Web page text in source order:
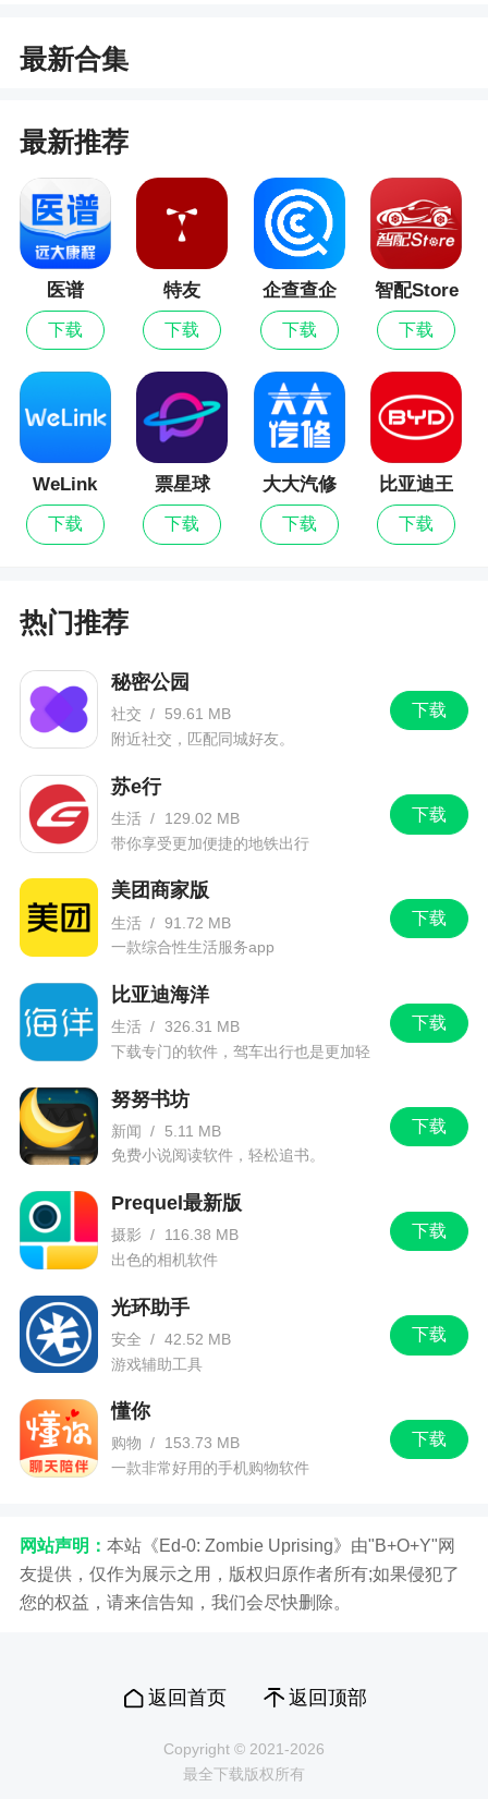
办理平台，拥有很多便捷化的功能，用户注册账
号、绑定社保卡后，就可以在平台办理社保相关的
2、贵州人社，贵州人社公共服务平台，提供多
种优质服务，轻松办理相关业务，关注最新动态，
足不出户轻松办事，无需排队，让用户办事更轻松
3、除了社保相关的事务外，贵州人社还有就业
创业、人才人事、劳动关系、社会保险等模块，用
户都可以线上办理，非常方便。有了贵州人社在，
市民办理事务就更加方便了
v1.1.5版本
1、优化用户体验
2、修复已知BUG
最新合集
最新推荐
医谱
下载
特友
下载
企查查企
业信用查
询
下载
智配Store
下载
WeLink
下载
票星球
下载
大大汽修
下载
比亚迪王
朝
下载
热门推荐
下载
秘密公园
社交 /
59.61 MB
附近社交，匹配同城好友。
下载
苏e行
生活 /
129.02 MB
带你享受更加便捷的地铁出行
下载
美团商家版
生活 / 91.72 MB
一款综合性生活服务app
下载
比亚迪海洋
生活 / 326.31 MB
下载专门的软件，驾车出行也是更加轻
下载
努努书坊
新闻 /
5.11 MB
免费小说阅读软件，轻松追书。
下载
Prequel最新版
摄影 /
116.38 MB
出色的相机软件
下载
光环助手
安全 / 42.52 MB
游戏辅助工具
下载
懂你
购物 /
153.73 MB
一款非常好用的手机购物软件
网站声明： 本站《Ed-0: Zombie Uprising》由"B+O+Y"网
友提供，仅作为展示之用，版权归原作者所有;如果侵犯了
您的权益，请来信告知，我们会尽快删除。
返回首页 返回顶部
Copyright © 2021-2026
最全下载版权所有